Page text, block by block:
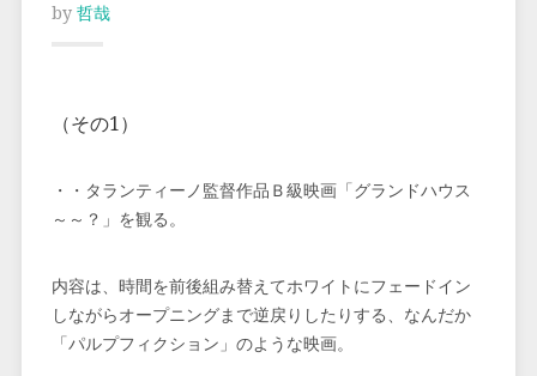
by 哲哉
（その1）
・・タランティーノ監督作品Ｂ級映画「グランドハウス
～～？」を観る。
内容は、時間を前後組み替えてホワイトにフェードイン
しながらオープニングまで逆戻りしたりする、なんだか
「パルプフィクション」のような映画。